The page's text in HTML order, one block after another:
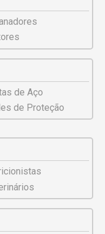
de Aço
de Proteção